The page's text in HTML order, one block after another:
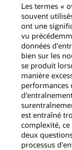
Les termes «
souvent
ont une
vu
données
bien sur les
se produit
manière
performances
est entraîné
complexité,
deux
processus